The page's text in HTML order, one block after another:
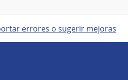
errores o sugerir mejoras